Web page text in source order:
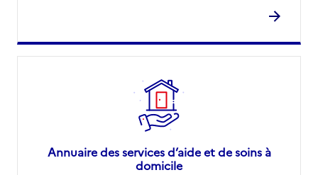
Annuaire des services d’aide et de soins à
domicile